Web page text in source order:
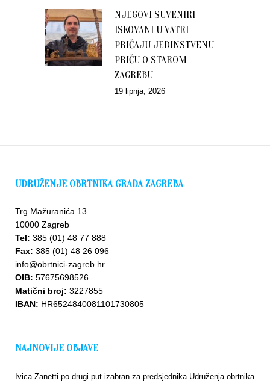
NJEGOVI SUVENIRI
ISKOVANI U VATRI
PRIČAJU JEDINSTVENU
PRIČU O STAROM
ZAGREBU
19 lipnja, 2026
UDRUŽENJE OBRTNIKA GRADA ZAGREBA
Trg Mažuranića 13
10000 Zagreb
Tel: 385 (01) 48 77 888
Fax: 385 (01) 48 26 096
info@obrtnici-zagreb.hr
OIB: 57675698526
Matični broj: 3227855
IBAN: HR6524840081101730805
NAJNOVIJE OBJAVE
Ivica Zanetti po drugi put izabran za predsjednika Udruženja obrtnika